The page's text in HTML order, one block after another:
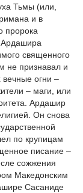
Тьмы (или,
и в
пророка
Ардашира
священного
не признавал и
огни –
– маги, или
Ардашир
Он снова
по крупицам
писание –
сожжения
Македонским
Сасаниде